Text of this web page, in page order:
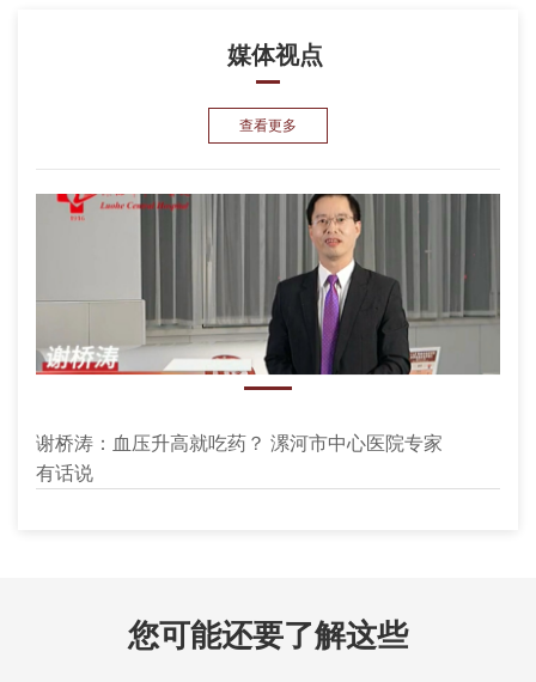
媒体视点
查看更多
谢桥涛：血压升高就吃药？ 漯河市中心医院专家
有话说
您可能还要了解这些